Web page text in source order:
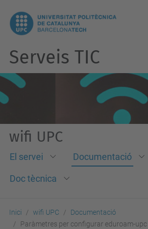
Serveis TIC
wifi UPC
El servei Documentació
Doc tècnica
Inici wifi UPC
Documentació
Paràmetres per configurar eduroam-